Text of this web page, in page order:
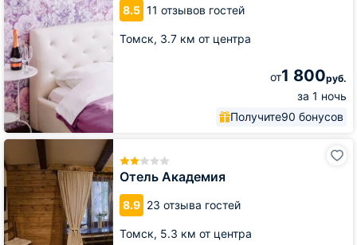
8.5 11 отзывов гостей
Томск, 3.7 км от центра
от1 800руб.
за 1 ночь
Получите90 бонусов
Отель Академия
8.9 23 отзыва гостей
Томск, 5.3 км от центра
Отель
Академия